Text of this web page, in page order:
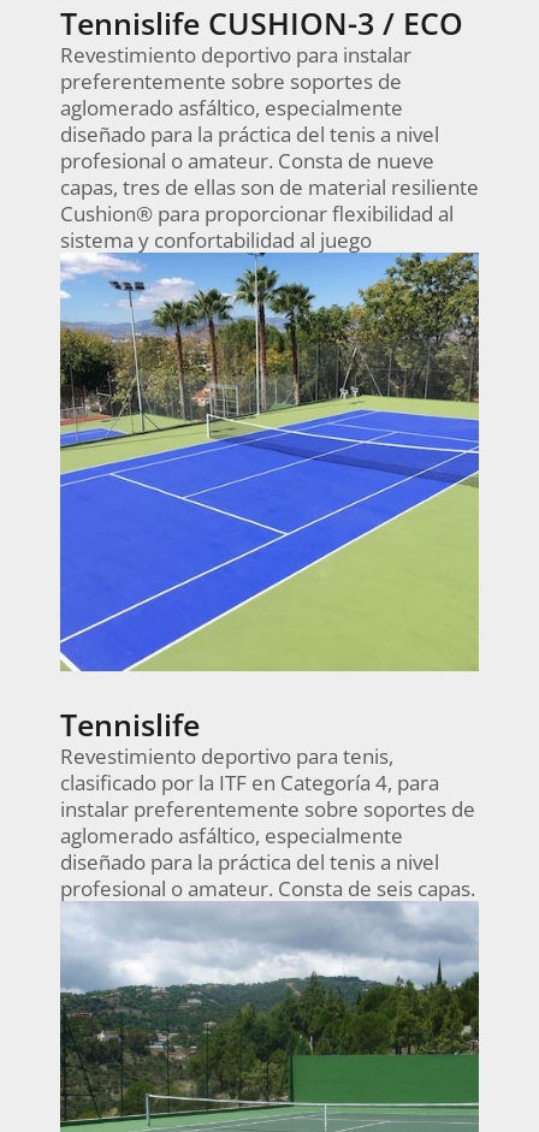
Tennislife CUSHION-3 / ECO
Revestimiento deportivo para instalar
preferentemente sobre soportes de
aglomerado asfáltico, especialmente
diseñado para la práctica del tenis a nivel
profesional o amateur. Consta de nueve
capas, tres de ellas son de material resiliente
Cushion® para proporcionar flexibilidad al
sistema y confortabilidad al juego
Tennislife
Revestimiento deportivo para tenis,
clasificado por la ITF en Categoría 4, para
instalar preferentemente sobre soportes de
aglomerado asfáltico, especialmente
diseñado para la práctica del tenis a nivel
profesional o amateur. Consta de seis capas.